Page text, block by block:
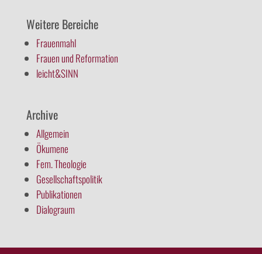
Weitere Bereiche
Frauenmahl
Frauen und Reformation
leicht&SINN
Archive
Allgemein
Ökumene
Fem. Theologie
Gesellschaftspolitik
Publikationen
Dialograum